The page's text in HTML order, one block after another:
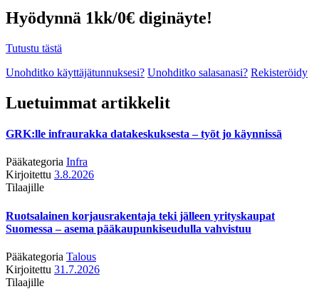
Hyödynnä 1kk/0€ diginäyte!
Tutustu tästä
Unohditko käyttäjätunnuksesi? Unohditko salasanasi? Rekisteröidy
Luetuimmat artikkelit
GRK:lle infraurakka datakeskuksesta – työt jo käynnissä
Pääkategoria Infra
Kirjoitettu 3.8.2026
Tilaajille
Ruotsalainen korjausrakentaja teki jälleen yrityskaupat
Suomessa – asema pääkaupunkiseudulla vahvistuu
Pääkategoria Talous
Kirjoitettu 31.7.2026
Tilaajille